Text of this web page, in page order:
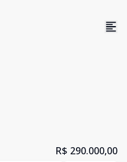
R$ 290.000,00